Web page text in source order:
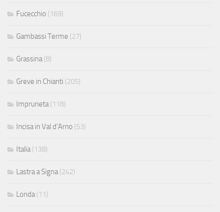
Fucecchio (169)
Gambassi Terme (27)
Grassina(8)
Greve in Chianti (205)
Impruneta(118)
Incisa in Val d'Arno (53)
Italia(138)
Lastra a Signa(242)
Londa(11)